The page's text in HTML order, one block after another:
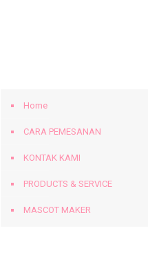
Home
CARA PEMESANAN
KONTAK KAMI
PRODUCTS & SERVICE
MASCOT MAKER